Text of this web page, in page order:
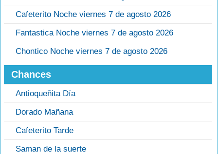
Cafeterito Noche viernes 7 de agosto 2026
Fantastica Noche viernes 7 de agosto 2026
Chontico Noche viernes 7 de agosto 2026
Chances
Antioqueñita Día
Dorado Mañana
Cafeterito Tarde
Saman de la suerte